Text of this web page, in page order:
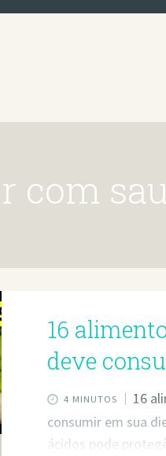
com
16
deve
4 MINUTOS
16
consumir em sua
ácidos pode